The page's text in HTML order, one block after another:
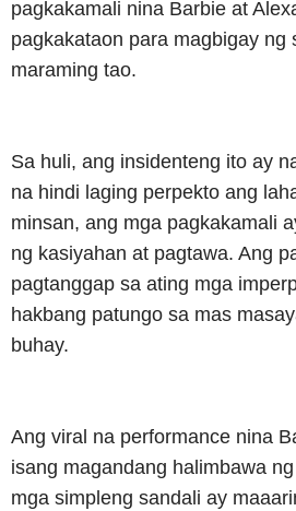
pagkakamali nina Barbie at
pagkakataon para magbigay ng
maraming tao.
Sa huli, ang insidenteng ito ay
na hindi laging perpekto ang
minsan, ang mga pagkakamali
ng kasiyahan at pagtawa. Ang
pagtanggap sa ating mga
hakbang patungo sa mas
buhay.
Ang viral na performance nina
isang magandang halimbawa
mga simpleng sandali ay